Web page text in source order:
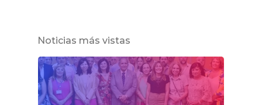
Noticias más vistas